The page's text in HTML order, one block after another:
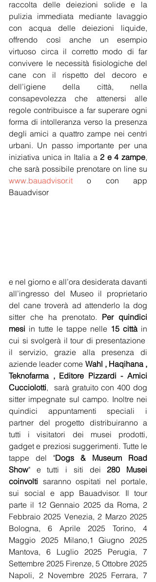
raccolta delle deiezioni solide e la
pulizia immediata mediante lavaggio
con acqua delle deiezioni liquide,
offrendo così anche un esempio
virtuoso circa il corretto modo di far
convivere le necessità fisiologiche del
cane con il rispetto del decoro e
dell’igiene della città, nella
consapevolezza che attenersi alle
regole contribuisce a far superare ogni
forma di intolleranza verso la presenza
degli amici a quattro zampe nei centri
urbani. Un passo importante per una
iniziativa unica in Italia a 2 e 4 zampe,
www.bauadvisor.it o con app
Bauadvisor
e nel giorno e all’ora desiderata davanti
all’ingresso del Museo il proprietario
del cane troverà ad attenderlo la dog
sitter che ha prenotato. Per quindici
mesi in tutte le tappe nelle 15 città in
cui si svolgerà il tour di presentazione
il servizio, grazie alla presenza di
aziende leader come Wahl , Haqihana ,
Teknofarma , Editore Pizzardi - Amici
Cucciolotti,  sarà gratuito con 400 dog
sitter impegnate sul campo. Inoltre nei
quindici appuntamenti speciali i
partner del progetto distribuiranno a
tutti i visitatori dei musei prodotti,
gadget e preziosi suggerimenti. Tutte le
tappe del "Dogs & Museum Road
Show" e tutti i siti dei 280 Musei
coinvolti saranno ospitati nel portale,
sui social e app Bauadvisor. Il tour
parte il 12 Gennaio 2025 da Roma, 2
Febbraio 2025 Venezia, 2 Marzo 2025
Bologna, 6 Aprile 2025 Torino, 4
Maggio 2025 Milano,1 Giugno 2025
Mantova, 6 Luglio 2025 Perugia, 7
Settembre 2025 Firenze, 5 Ottobre 2025
Napoli, 2 Novembre 2025 Ferrara, 7